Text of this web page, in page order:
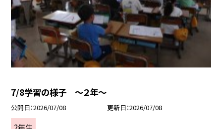
7/8学習の様子 ～２年～
公開日 2026/07/08 更新日 2026/07/08